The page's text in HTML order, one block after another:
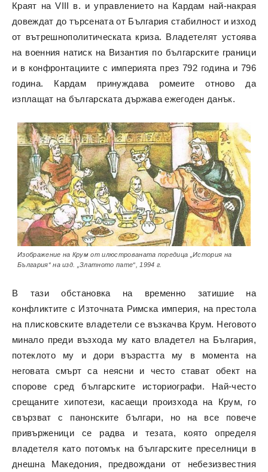
Краят на VIII в. и управлението на Кардам най-накрая
довеждат до търсената от България стабилност и изход
от вътрешнополитическата криза. Владетелят устоява
на военния натиск на Византия по българските граници
и в конфронтациите с империята през 792 година и 796
година. Кардам принуждава ромеите отново да
изплащат на българската държава ежегоден данък.
Изображение на Крум от илюстрованата поредица „История на
България“ на изд. „Златното пате“, 1994 г.
В тази обстановка на временно затишие на
конфликтите с Източната Римска империя, на престола
на плисковските владетели се възкачва Крум. Неговото
минало преди възхода му като владетел на България,
потеклото му и дори възрастта му в момента на
неговата смърт са неясни и често стават обект на
спорове сред българските историографи. Най-често
срещаните хипотези, касаещи произхода на Крум, го
свързват с панонските българи, но на все повече
привърженици се радва и тезата, която определя
владетеля като потомък на българските преселници в
днешна Македония, предвождани от небезизвестния